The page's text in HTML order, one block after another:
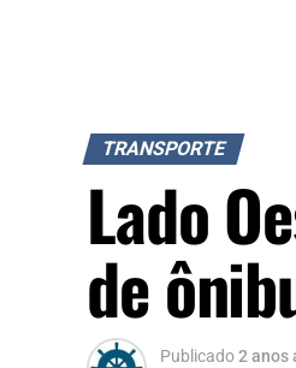
TRANSPORTE
Lado
de
Publicado2 anos